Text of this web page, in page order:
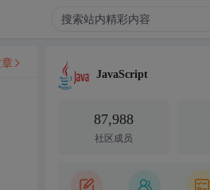
JavaScript
87,988
社区成员